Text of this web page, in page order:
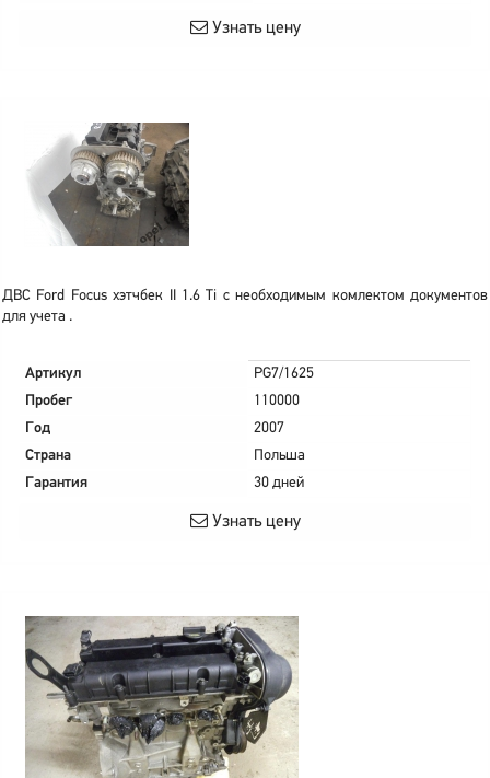
Узнать цену
ДВС Ford Focus хэтчбек II 1.6 Ti с необходимым комлектом документов
для учета .
Артикул
PG7/1625
Пробег
110000
Год
2007
Страна
Польша
Гарантия
30 дней
Узнать цену